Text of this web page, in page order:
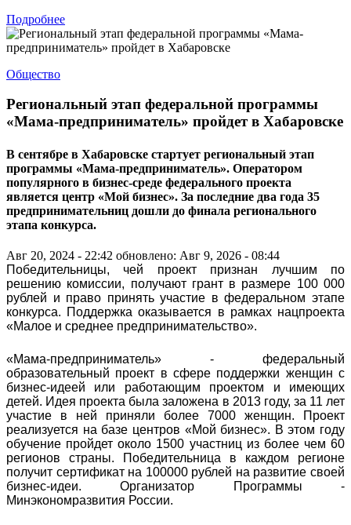
Подробнее
Общество
Региональный этап федеральной программы
«Мама-предприниматель» пройдет в Хабаровске
В сентябре в Хабаровске стартует региональный этап
программы «Мама-предприниматель». Оператором
популярного в бизнес-среде федерального проекта
является центр «Мой бизнес». За последние два года 35
предпринимательниц дошли до финала регионального
этапа конкурса.
Авг 20, 2024 - 22:42 обновлено: Авг 9, 2026 - 08:44
Победительницы, чей проект признан лучшим по
решению комиссии, получают грант в размере 100 000
рублей и право принять участие в федеральном этапе
конкурса. Поддержка оказывается в рамках нацпроекта
«Малое и среднее предпринимательство».
«Мама-предприниматель» - федеральный
образовательный проект в сфере поддержки женщин с
бизнес-идеей или работающим проектом и имеющих
детей. Идея проекта была заложена в 2013 году, за 11 лет
участие в ней приняли более 7000 женщин. Проект
реализуется на базе центров «Мой бизнес». В этом году
обучение пройдет около 1500 участниц из более чем 60
регионов страны. Победительница в каждом регионе
получит сертификат на 100000 рублей на развитие своей
бизнес-идеи. Организатор Программы -
Минэкономразвития России.